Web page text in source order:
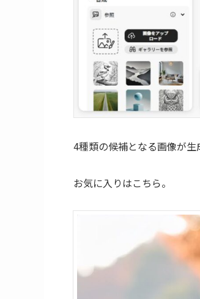
4種類の候補となる画像が生
お気に入りはこちら。